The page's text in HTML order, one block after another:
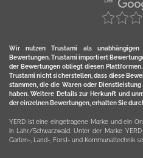
Wir nutzen Trustami als
Bewertungen. Trustami importiert
der Bewertungen obliegt diesen
Trustami nicht sicherstellen, dass diese
stammen, die die Waren oder
haben. Weitere Details zur Herkunft und
der einzelnen Bewertungen, erhalten Sie
YERD ist eine eingetragene Marke und ein
in Lahr/Schwarzwald. Unter der Marke
Garten-, Land-, Forst- und Kommunaltechnik